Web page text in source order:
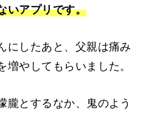
いアプリです。
にしたあと、父親は痛み
増やしてもらいました。
朧とするなか、鬼のよう